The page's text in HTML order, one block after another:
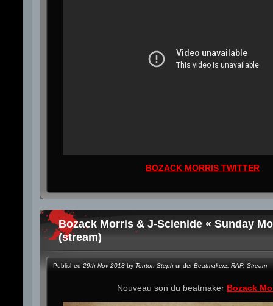
BOZACK MORRIS TWITTER
Bozack Morris & J-Scienide « Sunday
(stream)
Published 29th Nov 2018 by Tonton Steph underBeatmakerz RAP, Stream
Nouveau son du beatmaker Bozack